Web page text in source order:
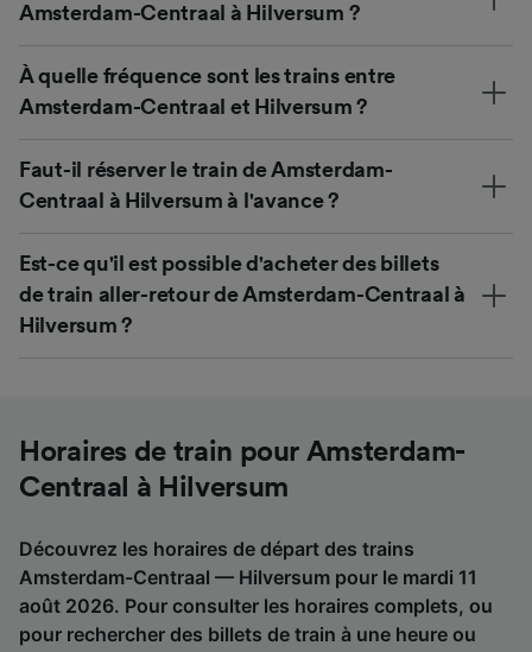
Amsterdam-Centraal à Hilversum ?
À quelle fréquence sont les trains entre
Amsterdam-Centraal et Hilversum ?
Faut-il réserver le train de Amsterdam-
Centraal à Hilversum à l'avance ?
Est-ce qu'il est possible d'acheter des billets
de train aller-retour de Amsterdam-Centraal à
Hilversum ?
Horaires de train pour Amsterdam-
Centraal à Hilversum
Découvrez les horaires de départ des trains
Amsterdam-Centraal — Hilversum pour le mardi 11
août 2026. Pour consulter les horaires complets, ou
pour rechercher des billets de train à une heure ou